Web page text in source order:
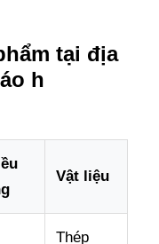
tại địa
h
Vật liệu
Thép